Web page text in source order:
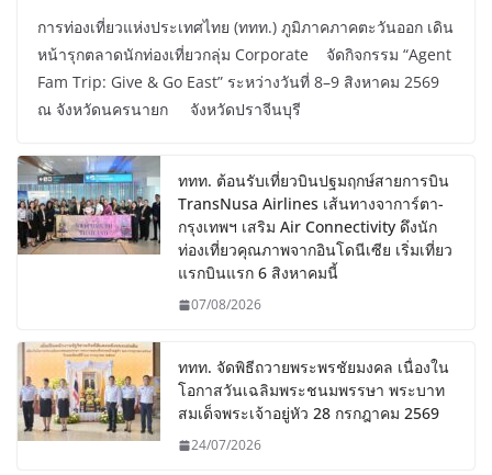
การท่องเที่ยวแห่งประเทศไทย (ททท.) ภูมิภาคภาคตะวันออก เดิน
หน้ารุกตลาดนักท่องเที่ยวกลุ่ม Corporate จัดกิจกรรม “Agent
Fam Trip: Give & Go East” ระหว่างวันที่ 8–9 สิงหาคม 2569
ณ จังหวัดนครนายก จังหวัดปราจีนบุรี
ททท. ต้อนรับเที่ยวบินปฐมฤกษ์สายการบิน
TransNusa Airlines เส้นทางจาการ์ตา-
กรุงเทพฯ เสริม Air Connectivity ดึงนัก
ท่องเที่ยวคุณภาพจากอินโดนีเซีย เริ่มเที่ยว
แรกบินแรก 6 สิงหาคมนี้
07/08/2026
ททท. จัดพิธีถวายพระพรชัยมงคล เนื่องใน
โอกาสวันเฉลิมพระชนมพรรษา พระบาท
สมเด็จพระเจ้าอยู่หัว 28 กรกฎาคม 2569
24/07/2026